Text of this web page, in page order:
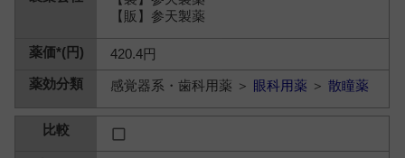
【販】参天製薬
420.4円
感覚器系・歯科用薬 ＞ 眼科用薬 ＞散瞳薬